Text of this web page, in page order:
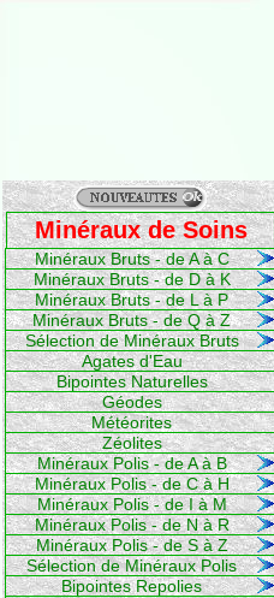
Minéraux de Soins
Minéraux Bruts - de A à C
Minéraux Bruts - de D à K
Minéraux Bruts - de L à P
Minéraux Bruts - de Q à Z
Sélection de Minéraux Bruts
Agates d'Eau
Bipointes Naturelles
Géodes
Météorites
Zéolites
Minéraux Polis - de A à B
Minéraux Polis - de C à H
Minéraux Polis - de I à M
Minéraux Polis - de N à R
Minéraux Polis - de S à Z
Sélection de Minéraux Polis
Bipointes Repolies